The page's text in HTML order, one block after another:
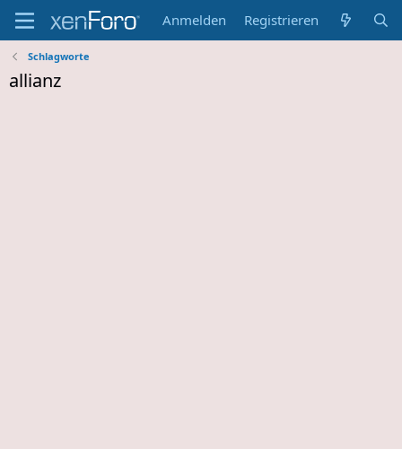
Anmelden Registrieren
Schlagworte
allianz